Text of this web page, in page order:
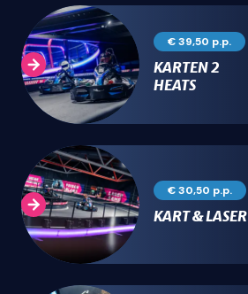
€ 39,50 p.p.
KARTEN 2
HEATS
€ 30,50 p.p.
KART & LASER